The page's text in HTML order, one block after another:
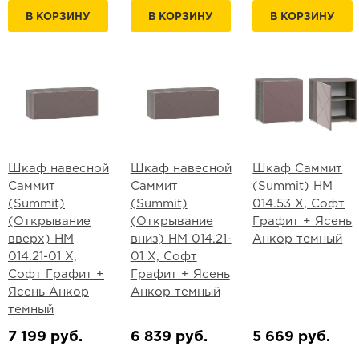
В КОРЗИНУ В КОРЗИНУ В КОРЗИНУ
Шкаф навесной
Саммит
(Summit)
(Открывание
вверх) НМ
014.21-01 Х,
Софт Графит +
Ясень Анкор
темный
7 199 руб.
Шкаф навесной
Саммит
(Summit)
(Открывание
вниз) НМ 014.21-
01 Х, Софт
Графит + Ясень
Анкор темный
6 839 руб.
Шкаф Саммит
(Summit) НМ
014.53 Х, Софт
Графит + Ясень
Анкор темный
5 669 руб.